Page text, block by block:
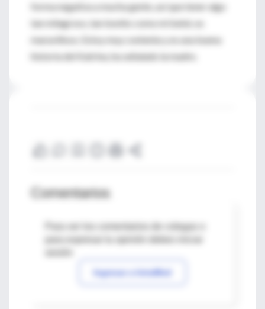
forma negativa a mucha gente, así que tener algo
tan milagroso, tan bonito como mi bebé, es
maravilloso. Estoy muy contenta y es una buena
historia del Katrina, ha señalado la madre.
Comentarios
Para ver los comentarios de colegas o
Ingresar a IntraMed